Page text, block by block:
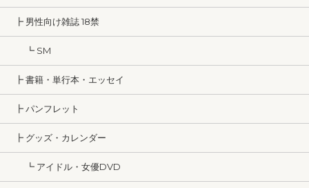
┣ 男性向け雑誌 18禁
┗ SM
┣ 書籍・単行本・エッセイ
┣ パンフレット
┣ グッズ・カレンダー
┗ アイドル・女優DVD